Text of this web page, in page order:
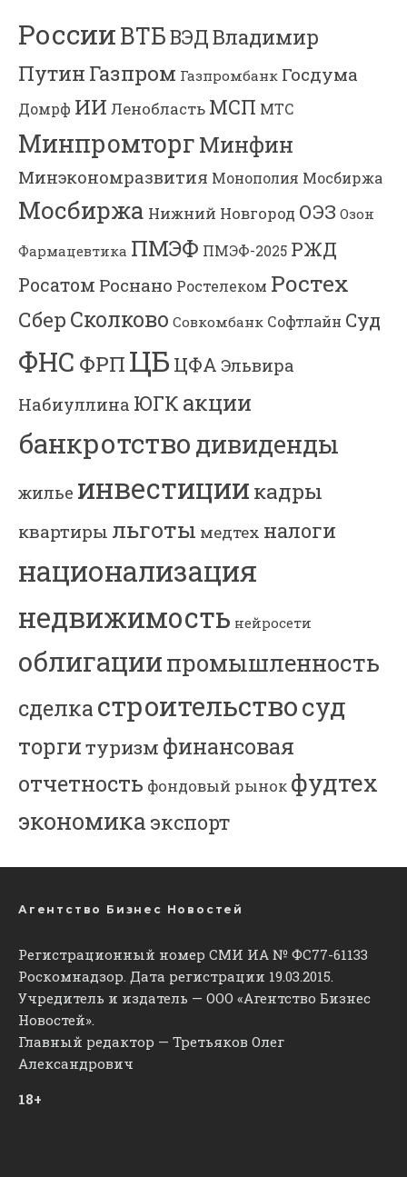
РоссииВТБВЭДВладимир
Путин Газпром Газпромбанк Госдума
Домрф ИИ Ленобласть МСП МТС
МинпромторгМинфин
Минэкономразвития Монополия Мосбиржа
Мосбиржа Нижний Новгород ОЭЗ Озон
Фармацевтика ПМЭФ ПМЭФ-2025 РЖД
Росатом Роснано Ростелеком Ростех
Сбер Сколково Совкомбанк Софтлайн Суд
ФНС ФРП ЦБ ЦФА Эльвира
Набиуллина ЮГК акции
банкротство дивиденды
жилье инвестиции кадры
квартиры льготы медтех налоги
национализация
недвижимость нейросети
облигациипромышленность
сделкастроительствосуд
торгитуризм финансовая
отчетность фондовый рынок фудтех
экономика экспорт
Агентство Бизнес Новостей
Регистрационный номер СМИ ИА № ФС77-61133
Роскомнадзор. Дата регистрации 19.03.2015.
Учредитель и издатель — ООО «Агентство Бизнес
Новостей».
Главный редактор — Третьяков Олег
Александрович
18+